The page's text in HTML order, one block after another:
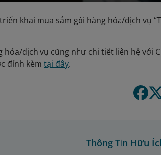
khai mua sắm gói hàng hóa/dịch vụ
hóa/dịch vụ cũng như chi tiết liên hệ với
đính kèmtại đây.
Thông Tin Hữu